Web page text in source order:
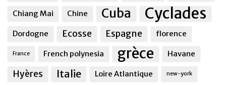
Chiang Mai Chine Cuba Cyclades
Dordogne Ecosse Espagne florence
France French polynesia grèce Havane
Hyères Italie Loire Atlantique new-york